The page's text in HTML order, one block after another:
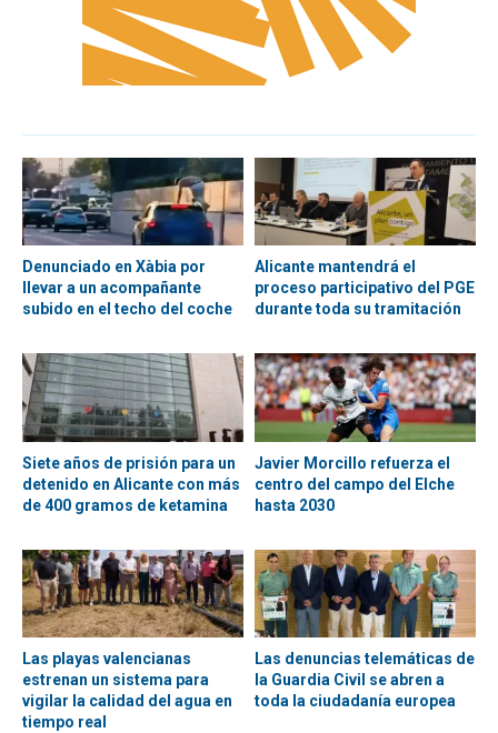
Denunciado en Xàbia por
llevar a un acompañante
subido en el techo del coche
Alicante mantendrá el
proceso participativo del PGE
durante toda su tramitación
Siete años de prisión para un
detenido en Alicante con más
de 400 gramos de ketamina
Javier Morcillo refuerza el
centro del campo del Elche
hasta 2030
Las playas valencianas
estrenan un sistema para
vigilar la calidad del agua en
tiempo real
Las denuncias telemáticas de
la Guardia Civil se abren a
toda la ciudadanía europea